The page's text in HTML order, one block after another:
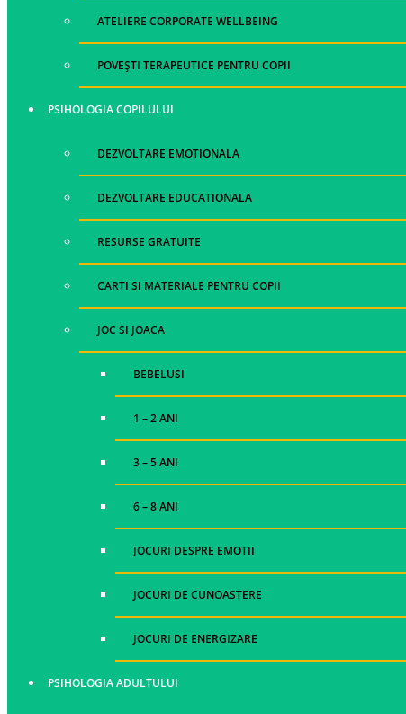
ATELIERE CORPORATE WELLBEING
POVEȘTI TERAPEUTICE PENTRU COPII
PSIHOLOGIA COPILULUI
DEZVOLTARE EMOTIONALA
DEZVOLTARE EDUCATIONALA
RESURSE GRATUITE
CARTI SI MATERIALE PENTRU COPII
JOC SI JOACA
BEBELUSI
1 – 2 ANI
3 – 5 ANI
6 – 8 ANI
JOCURI DESPRE EMOTII
JOCURI DE CUNOASTERE
JOCURI DE ENERGIZARE
PSIHOLOGIA ADULTULUI